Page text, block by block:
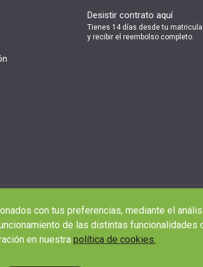
Desistir contrato aquí
Tienes 14 días desde tu
y recibir el reembolso completo.
con tus preferencias, mediante el
de las distintas funcionalidades
en nuestra política de cookies.